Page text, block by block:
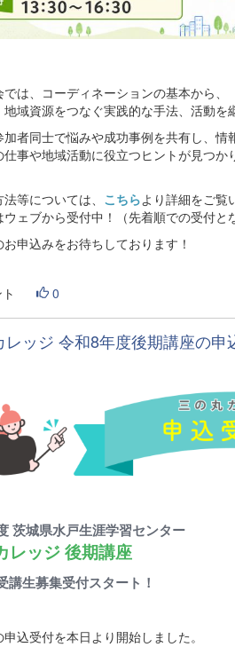
は、コーディネーションの基本から、
地域資源をつなぐ実践的な手法、活動
加者同士で悩みや成功事例を共有し、情
仕事や地域活動に役立つヒントが見つか
等については、 こちらより詳細をご覧
ウェブから受付中！（先着順での受付と
申込みをお待ちしております！
0
レッジ 令和8年度後期講座の申
茨城県水戸生涯学習センター
レッジ 後期講座
講生募集受付スタート！
込受付を本日より開始しました。